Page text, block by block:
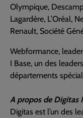
Olympique,
Lagardère, L’Oréal,
Renault, Société
Webformance,
I Base, un des
départements
A propos de Digitas
Digitas est l’un des